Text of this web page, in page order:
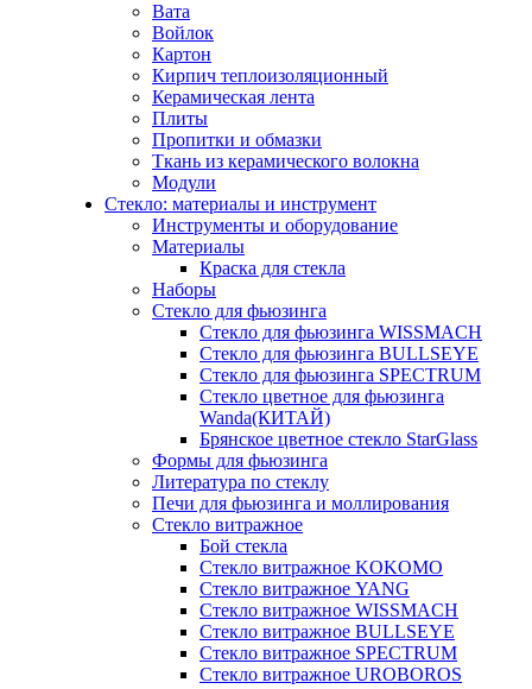
Вата
Войлок
Картон
Кирпич теплоизоляционный
Керамическая лента
Плиты
Пропитки и обмазки
Ткань из керамического волокна
Модули
Стекло: материалы и инструмент
Инструменты и оборудование
Материалы
Краска для стекла
Наборы
Стекло для фьюзинга
Стекло для фьюзинга WISSMACH
Стекло для фьюзинга BULLSEYE
Стекло для фьюзинга SPECTRUM
Стекло цветное для фьюзинга
Wanda(КИТАЙ)
Брянское цветное стекло StarGlass
Формы для фьюзинга
Литература по стеклу
Печи для фьюзинга и моллирования
Стекло витражное
Бой стекла
Стекло витражное KOKOMO
Стекло витражное YANG
Стекло витражное WISSMACH
Стекло витражное BULLSEYE
Стекло витражное SPECTRUM
Стекло витражное UROBOROS